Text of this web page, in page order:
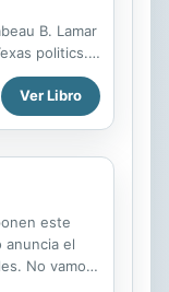
B. Lamar
politics.
Lamar
with mixed
for education
Ver Libro
este
anuncia el
No vamos